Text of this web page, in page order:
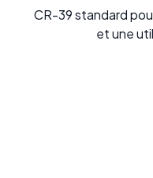
CR-39 standard
et une